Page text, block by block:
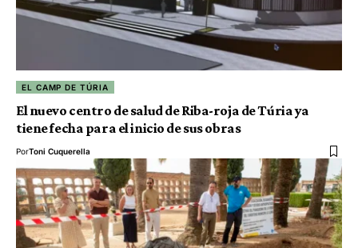
EL CAMP DE TÚRIA
El nuevo centro de salud de Riba-roja de Túria ya
tiene fecha para el inicio de sus obras
PorToni Cuquerella